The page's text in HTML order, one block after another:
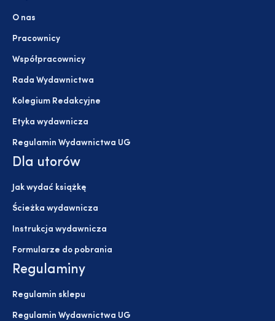
O nas
Pracownicy
Współpracownicy
Rada Wydawnictwa
Kolegium Redakcyjne
Etyka wydawnicza
Regulamin Wydawnictwa UG
Dla utorów
Jak wydać książkę
Ścieżka wydawnicza
Instrukcja wydawnicza
Formularze do pobrania
Regulaminy
Regulamin sklepu
Regulamin Wydawnictwa UG